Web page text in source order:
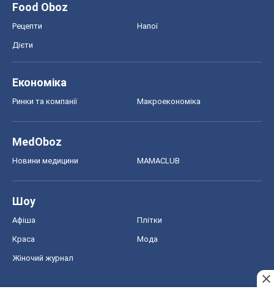
Food Oboz
Рецепти Напої
Дієти
Економіка
Ринки та компанії Макроекономіка
MedOboz
Новини медицини MAMACLUB
Шоу
Афіша Плітки
Краса Мода
Жіночий журнал